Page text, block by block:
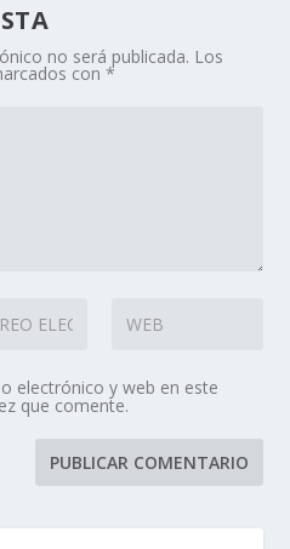
no será publicada. Los
con*
electrónico y web en este
que comente.